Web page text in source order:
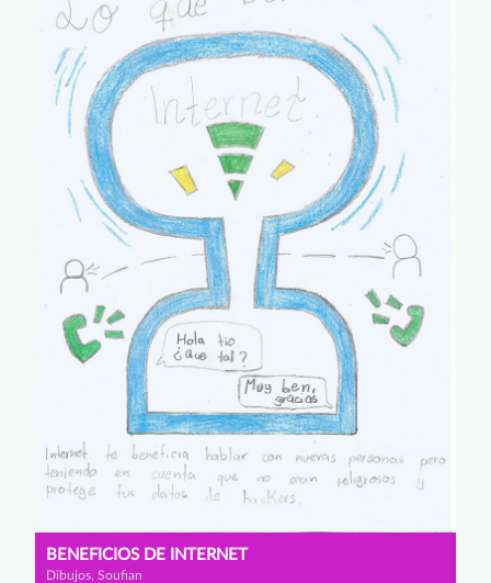
BENEFICIOS DE INTERNET
Dibujos, Soufian